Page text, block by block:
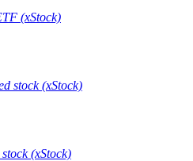
(xStock)
stock (xStock)
(xStock)